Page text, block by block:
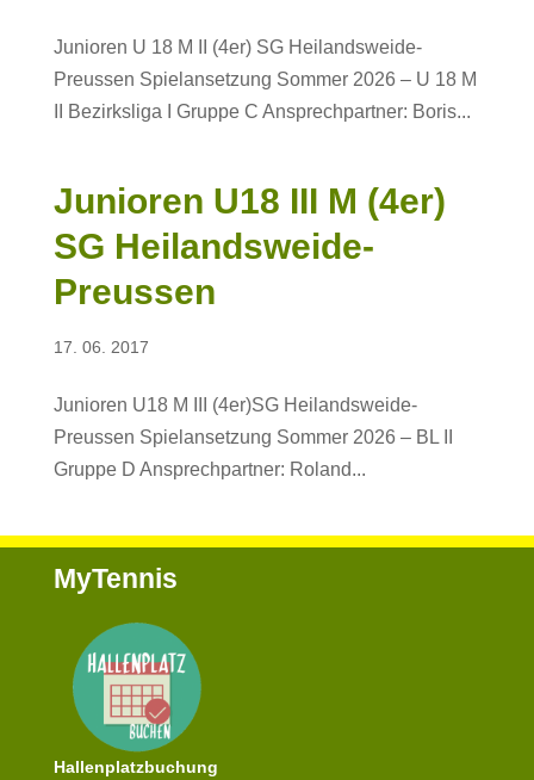
Junioren U 18 M II (4er) SG Heilandsweide-
Preussen Spielansetzung Sommer 2026 – U 18 M
II Bezirksliga I Gruppe C Ansprechpartner: Boris...
Junioren U18 III M (4er)
SG Heilandsweide-
Preussen
17. 06. 2017
Junioren U18 M III (4er)SG Heilandsweide-
Preussen Spielansetzung Sommer 2026 – BL II
Gruppe D Ansprechpartner: Roland...
MyTennis
Hallenplatzbuchung